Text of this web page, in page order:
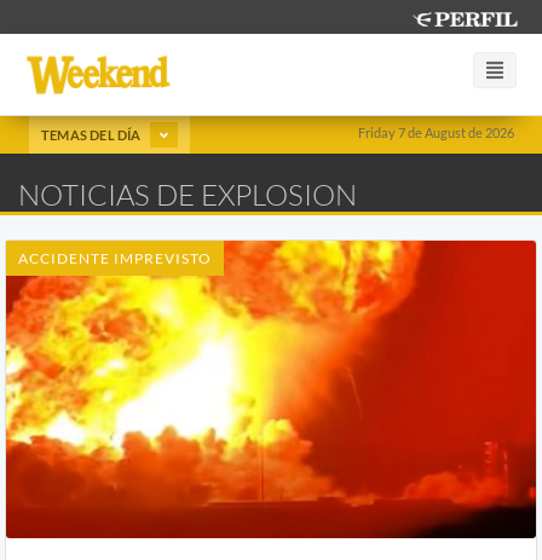
Friday 7 de August de 2026
TEMAS DEL DÍA
NOTICIAS DE EXPLOSION
ACCIDENTE IMPREVISTO